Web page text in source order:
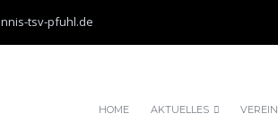
tsv-pfuhl.de
HOME AKTUELLES VEREIN